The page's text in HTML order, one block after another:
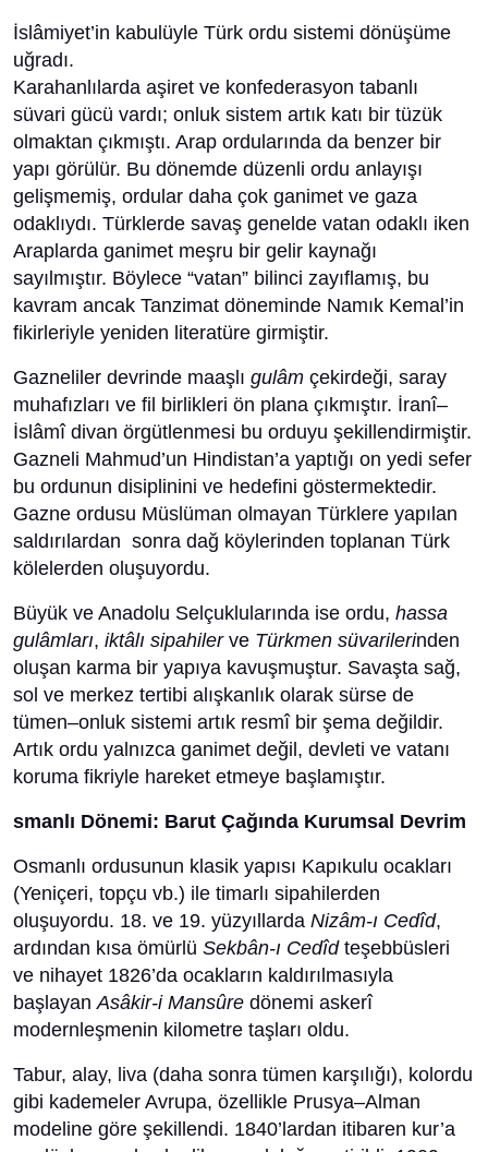
İslâmiyet’in kabulüyle Türk ordu sistemi dönüşüme
uğradı.
Karahanlılarda aşiret ve konfederasyon tabanlı
süvari gücü vardı; onluk sistem artık katı bir tüzük
olmaktan çıkmıştı. Arap ordularında da benzer bir
yapı görülür. Bu dönemde düzenli ordu anlayışı
gelişmemiş, ordular daha çok ganimet ve gaza
odaklıydı. Türklerde savaş genelde vatan odaklı iken
Araplarda ganimet meşru bir gelir kaynağı
sayılmıştır. Böylece “vatan” bilinci zayıflamış, bu
kavram ancak Tanzimat döneminde Namık Kemal’in
fikirleriyle yeniden literatüre girmiştir.
Gazneliler devrinde maaşlı gulâm çekirdeği, saray
muhafızları ve fil birlikleri ön plana çıkmıştır. İranî–
İslâmî divan örgütlenmesi bu orduyu şekillendirmiştir.
Gazneli Mahmud’un Hindistan’a yaptığı on yedi sefer
bu ordunun disiplinini ve hedefini göstermektedir.
Gazne ordusu Müslüman olmayan Türklere yapılan
saldırılardan sonra dağ köylerinden toplanan Türk
kölelerden oluşuyordu.
Büyük ve Anadolu Selçuklularında ise ordu, hassa
gulâmları, iktâlı sipahilerve Türkmen süvarilerinden
oluşan karma bir yapıya kavuşmuştur. Savaşta sağ,
sol ve merkez tertibi alışkanlık olarak sürse de
tümen–onluk sistemi artık resmî bir şema değildir.
Artık ordu yalnızca ganimet değil, devleti ve vatanı
koruma fikriyle hareket etmeye başlamıştır.
smanlı Dönemi: Barut Çağında Kurumsal Devrim
Osmanlı ordusunun klasik yapısı Kapıkulu ocakları
(Yeniçeri, topçu vb.) ile timarlı sipahilerden
oluşuyordu. 18. ve 19. yüzyıllarda Nizâm-ı Cedîd,
ardından kısa ömürlü Sekbân-ı Cedîdteşebbüsleri
ve nihayet 1826’da ocakların kaldırılmasıyla
başlayanAsâkir-i Mansûre dönemi askerî
modernleşmenin kilometre taşları oldu.
Tabur, alay, liva (daha sonra tümen karşılığı), kolordu
gibi kademeler Avrupa, özellikle Prusya–Alman
modeline göre şekillendi. 1840’lardan itibaren kur’a